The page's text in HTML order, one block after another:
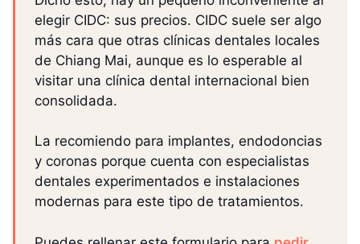
elegir CIDC: sus precios. CIDC suele ser algo
más cara que otras clínicas dentales locales
de Chiang Mai, aunque es lo esperable al
visitar una clínica dental internacional bien
consolidada.
La recomiendo para implantes, endodoncias
y coronas porque cuenta con especialistas
dentales experimentados e instalaciones
modernas para este tipo de tratamientos.